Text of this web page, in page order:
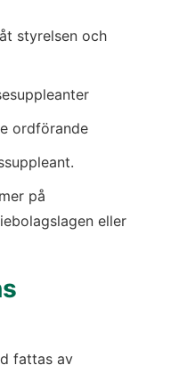
styrelsen och
ordförande
på
eller
fattas av